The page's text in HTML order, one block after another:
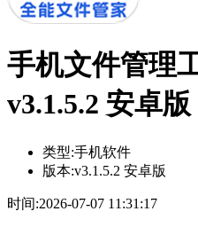
手机文件管理
v3.1.5.2 安卓版
类型:手机软件
版本:v3.1.5.2 安卓版
时间:2026-07-07 11:31:17